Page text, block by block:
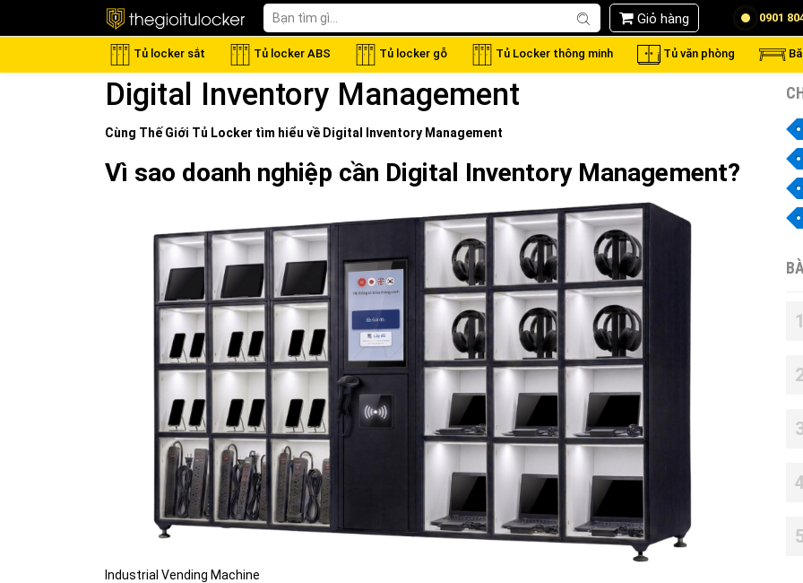
Giỏ hàng 0901
Tủ locker sắt Tủ locker ABS Tủ locker gỗ Tủ Locker thông minh Tủ văn phòng
Digital Inventory Management
Cùng Thế Giới Tủ Locker tìm hiểu về Digital Inventory Management
Vì sao doanh nghiệp cần Digital Inventory Management?
Industrial Vending Machine
1
4